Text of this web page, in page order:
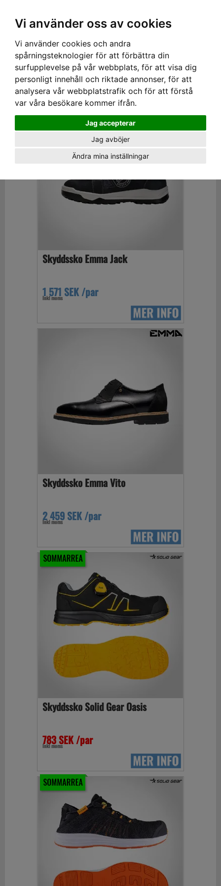
Vi använder oss av cookies
Vi använder cookies och andra
spårningsteknologier för att förbättra din
surfupplevelse på vår webbplats, för att visa dig
personligt innehåll och riktade annonser, för att
analysera vår webbplatstrafik och för att förstå
var våra besökare kommer ifrån.
Jag accepterar
Jag avböjer
Ändra mina inställningar
Hem ›SKOR› SKYDDSSKOR LÅGA
Skyddsskor låga
Visa filter
Skyddssko Emma Jack
1 571 SEK /par
Inkl moms
Skyddssko Emma Vito
2 459 SEK /par
Inkl moms
Skyddssko Solid Gear Oasis
783 SEK /par
Inkl moms